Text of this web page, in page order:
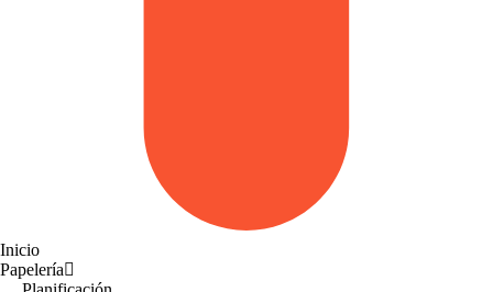
Inicio
Papelería